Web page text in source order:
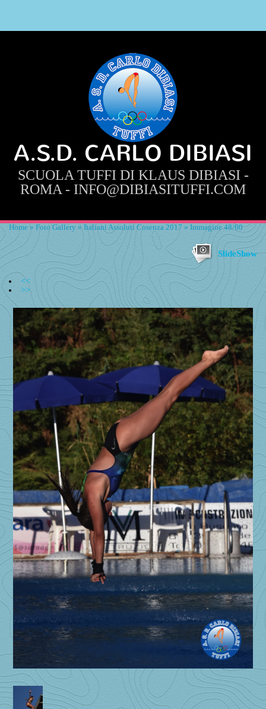
A.S.D. CARLO DIBIASI
SCUOLA TUFFI DI KLAUS DIBIASI -
ROMA - INFO@DIBIASITUFFI.COM
Home » Foto Gallery » Italiani Assoluti Cosenza 2017 » Immagine 48/60
SlideShow
<<
>>